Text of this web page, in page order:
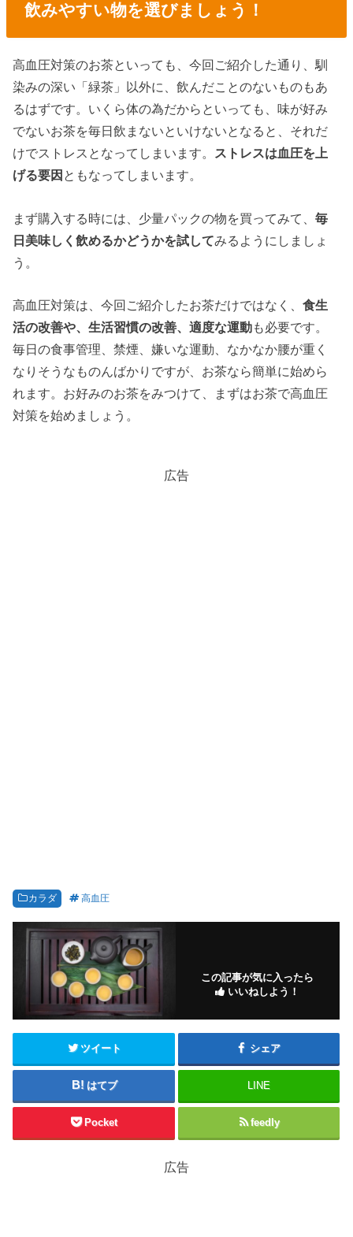
飲みやすい物を選びましょう！
高血圧対策のお茶といっても、今回ご紹介した通り、馴
染みの深い「緑茶」以外に、飲んだことのないものもあ
るはずです。いくら体の為だからといっても、味が好み
でないお茶を毎日飲まないといけないとなると、それだ
けでストレスとなってしまいます。 ストレスは血圧を上
げる要因 ともなってしまいます。
まず購入する時には、少量パックの物を買ってみて、毎
日美味しく飲めるかどうかを試してみるようにしましょ
う。
高血圧対策は、今回ご紹介したお茶だけではなく、食生
活の改善や、生活習慣の改善、適度な運動も必要です。
毎日の食事管理、禁煙、嫌いな運動、なかなか腰が重く
なりそうなものんばかりですが、お茶なら簡単に始めら
れます。お好みのお茶をみつけて、まずはお茶で高血圧
対策を始めましょう。
広告
カラダ 高血圧
この記事が気に入ったら
いいねしよう！
ツイート シェア
はてブ LINE
Pocket feedly
広告